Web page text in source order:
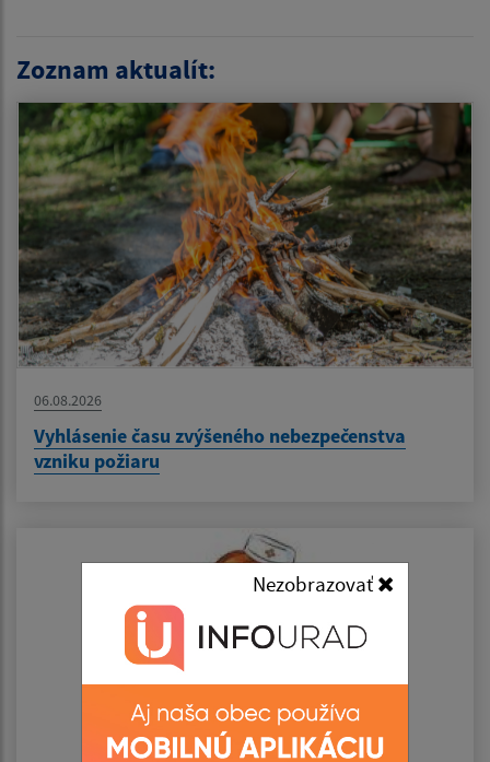
Nezobrazovať
Zoznam aktualít:
06.08.2026
Vyhlásenie času zvýšeného nebezpečenstva
vzniku požiaru